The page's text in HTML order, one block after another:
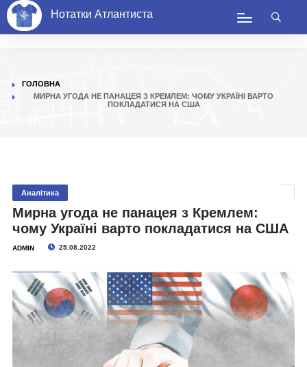
Нотатки Атлантиста
ГОЛОВНА
МИРНА УГОДА НЕ ПАНАЦЕЯ З КРЕМЛЕМ: ЧОМУ УКРАЇНІ ВАРТО
ПОКЛАДАТИСЯ НА США
Аналітика
Мирна угода не панацея з Кремлем:
чому Україні варто покладатися на США
ADMIN 25.08.2022